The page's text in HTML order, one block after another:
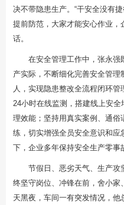
决不带隐患生产。“干安全没有
提前防范，大家才能安心作业，
话。
在安全管理工作中，张永强
产实际，不断细化完善安全管理
人，实现隐患整改全流程闭环
24小时在线监测，搭建线上安
理效能；坚持用真实案例、通
练，切实增强全员安全意识和
下，企业多年保持安全生产零事
节假日、恶劣天气、生产攻
终坚守岗位、冲锋在前，舍小家
天黑夜，车间一有突发情况，